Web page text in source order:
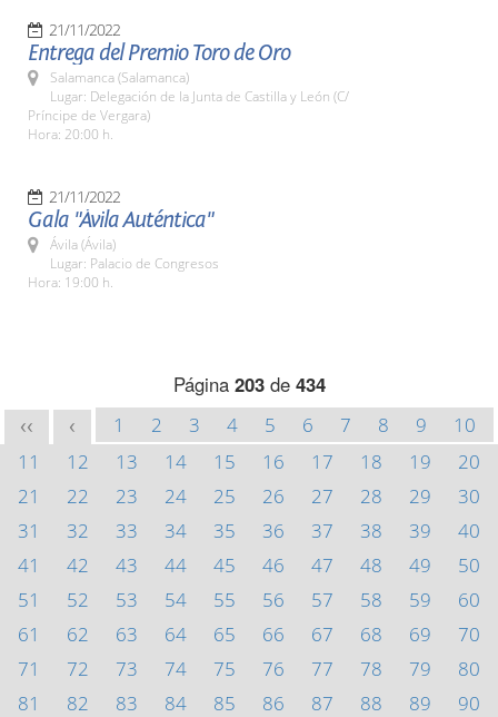
21/11/2022
Entrega del Premio Toro de Oro
Salamanca (Salamanca)
Lugar: Delegación de la Junta de Castilla y León (C/
Príncipe de Vergara)
Hora: 20:00 h.
21/11/2022
Gala "Ávila Auténtica"
Ávila (Ávila)
Lugar: Palacio de Congresos
Hora: 19:00 h.
Página 203de 434
<< < 1 2 3 4 5 6 7 8 9
10
11
12 13 14 15 16 17 18 19
20
21
22 23 24 25 26 27 28 29
30
31
32 33 34 35 36 37 38 39
40
41
42 43 44 45 46 47 48 49
50
51
52 53 54 55 56 57 58 59
60
61
62 63 64 65 66 67 68 69
70
71
72 73 74 75 76 77 78 79
80
81
82 83 84 85 86 87 88 89
90